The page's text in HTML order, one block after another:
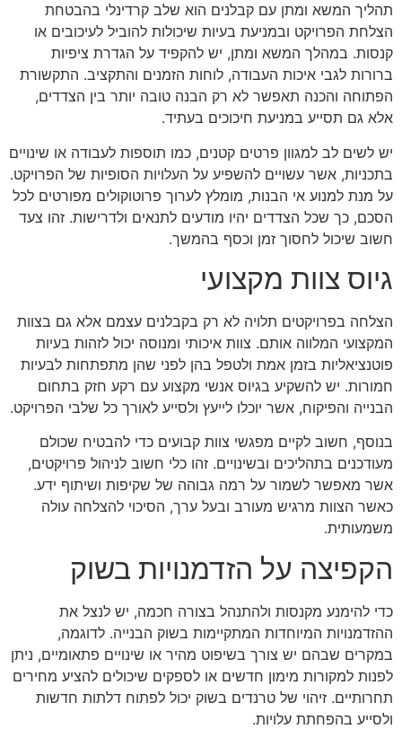
תהליך המשא ומתן עם קבלנים הוא שלב קרדינלי בהבטחת
הצלחת הפרויקט ובמניעת בעיות שיכולות להוביל לעיכובים או
קנסות. במהלך המשא ומתן, יש להקפיד על הגדרת ציפיות
ברורות לגבי איכות העבודה, לוחות הזמנים והתקציב. התקשורת
הפתוחה והכנה תאפשר לא רק הבנה טובה יותר בין הצדדים,
אלא גם תסייע במניעת חיכוכים בעתיד.
יש לשים לב למגוון פרטים קטנים, כמו תוספות לעבודה או שינויים
בתכניות, אשר עשויים להשפיע על העלויות הסופיות של הפרויקט.
על מנת למנוע אי הבנות, מומלץ לערוך פרוטוקולים מפורטים לכל
הסכם, כך שכל הצדדים יהיו מודעים לתנאים ולדרישות. זהו צעד
חשוב שיכול לחסוך זמן וכסף בהמשך.
גיוס צוות מקצועי
הצלחה בפרויקטים תלויה לא רק בקבלנים עצמם אלא גם בצוות
המקצועי המלווה אותם. צוות איכותי ומנוסה יכול לזהות בעיות
פוטנציאליות בזמן אמת ולטפל בהן לפני שהן מתפתחות לבעיות
חמורות. יש להשקיע בגיוס אנשי מקצוע עם רקע חזק בתחום
הבנייה והפיקוח, אשר יוכלו לייעץ ולסייע לאורך כל שלבי הפרויקט.
בנוסף, חשוב לקיים מפגשי צוות קבועים כדי להבטיח שכולם
מעודכנים בתהליכים ובשינויים. זהו כלי חשוב לניהול פרויקטים,
אשר מאפשר לשמור על רמה גבוהה של שקיפות ושיתוף ידע.
כאשר הצוות מרגיש מעורב ובעל ערך, הסיכוי להצלחה עולה
משמעותית.
הקפיצה על הזדמנויות בשוק
כדי להימנע מקנסות ולהתנהל בצורה חכמה, יש לנצל את
ההזדמנויות המיוחדות המתקיימות בשוק הבנייה. לדוגמה,
במקרים שבהם יש צורך בשיפוט מהיר או שינויים פתאומיים, ניתן
לפנות למקורות מימון חדשים או לספקים שיכולים להציע מחירים
תחרותיים. זיהוי של טרנדים בשוק יכול לפתוח דלתות חדשות
ולסייע בהפחתת עלויות.